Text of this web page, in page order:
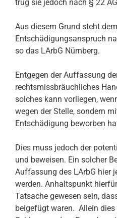
trug sie jedoch nach § 22
Aus diesem Grund steht
Entschädigungsanspruch
so das LArbG Nürnberg.
Entgegen der Auffassung
rechtsmissbräuchliches
solches kann vorliegen,
wegen der Stelle, sondern
Entschädigung beworben
Dies muss jedoch der
und beweisen. Ein solcher
Auffassung des LArbG hier
werden. Anhaltspunkt
Tatsache gewesen sein,
beigefügt waren. Allein